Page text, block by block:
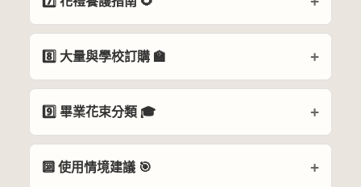
8️⃣ 大量與學校訂購 🏫
9️⃣ 畢業花束分類 🎓
🔟 使用情境建議 🎯